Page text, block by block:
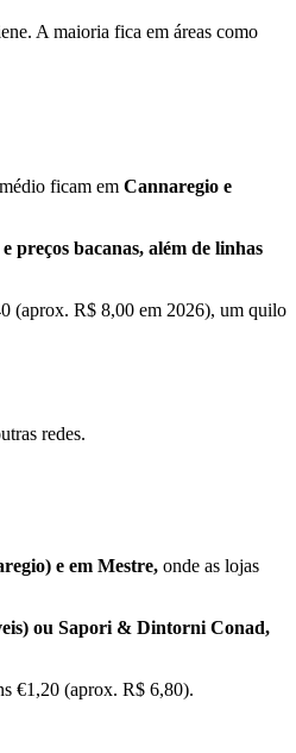
A maioria fica em áreas como
ficam em Cannaregio e
preços bacanas, além de linhas
(aprox. R$ 8,00 em 2026), um quilo
redes.
e em Mestre, onde as lojas
ou Sapori & Dintorni Conad,
€1,20 (aprox. R$ 6,80).